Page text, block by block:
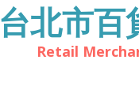
台北市百
Retail